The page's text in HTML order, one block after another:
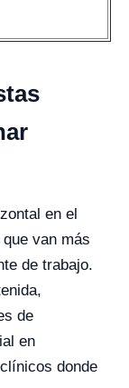
en el
van más
de trabajo.
de
en
donde